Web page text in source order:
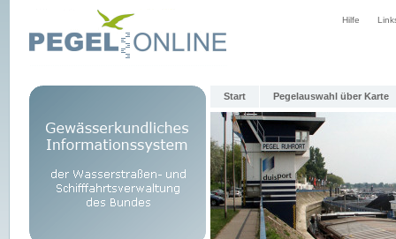
Hilfe
Start Pegelauswahl über Karte